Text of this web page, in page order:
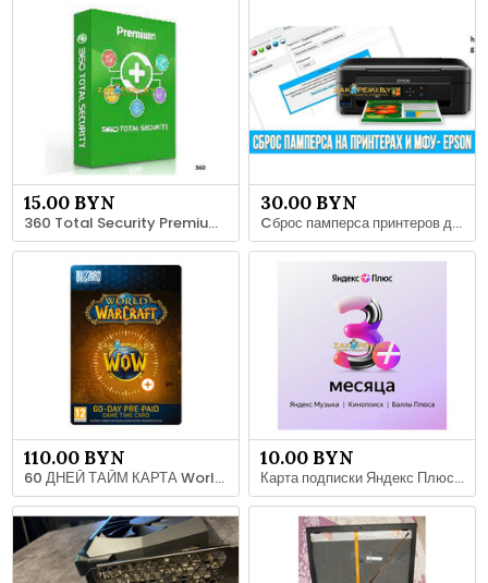
15.00 BYN
360 Total Security Premium 1 год 1 ПК ключ
30.00 BYN
Cброс памперса принтеров для программы PrintHelp
110.00 BYN
60 ДНЕЙ ТАЙМ КАРТА World of Warcraft
10.00 BYN
Карта подписки Яндекс Плюс (3 месяца) ИНВАЙТ